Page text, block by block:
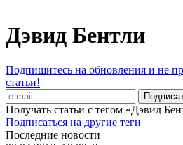
Дэвид Бентли
Подпишитесь на обновления и не
статьи!
Получать статьи с тегом «Дэвид
Подписаться на другие теги
Последние новости